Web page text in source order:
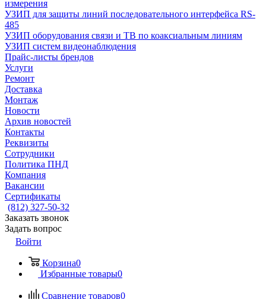
измерения
УЗИП для защиты линий последовательного интерфейса RS-
485
УЗИП оборудования связи и ТВ по коаксиальным линиям
УЗИП систем видеонаблюдения
Прайс-листы брендов
Услуги
Ремонт
Доставка
Монтаж
Новости
Архив новостей
Контакты
Реквизиты
Сотрудники
Политика ПНД
Компания
Вакансии
Сертификаты
(812) 327-50-32
Заказать звонок
Задать вопрос
Войти
Корзина0
Избранные товары0
Сравнение товаров0